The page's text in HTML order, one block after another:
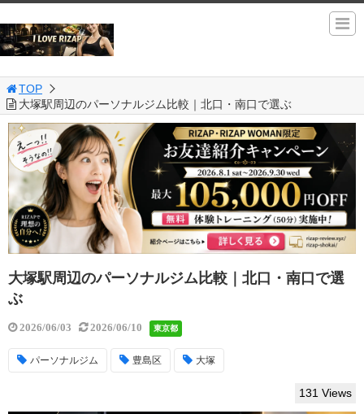
TOP
大塚駅周辺のパーソナルジム比較｜北口・南口で選ぶ
大塚駅周辺のパーソナルジム比較｜北口・南口で選
ぶ
2026/06/03 2026/06/10 東京都
パーソナルジム 豊島区 大塚
131 Views